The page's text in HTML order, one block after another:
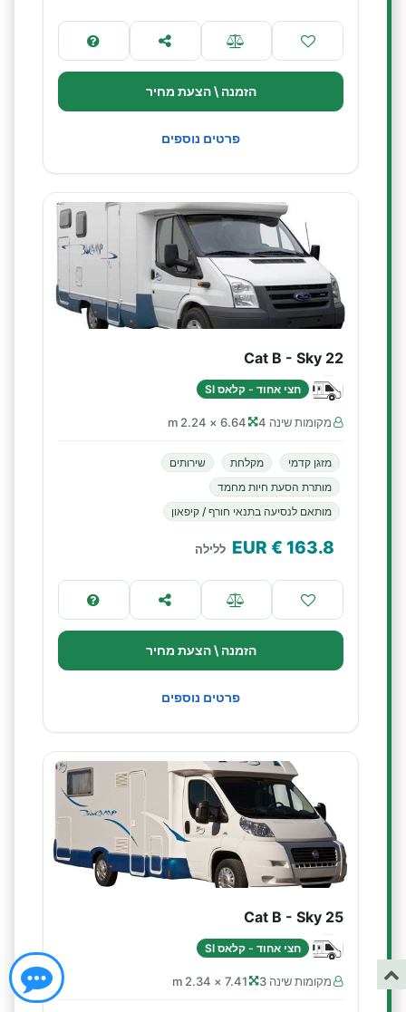
הזמנה \ הצעת מחיר
פרטים נוספים
Cat B - Sky 22
חצי אחוד - קלאס SI
מקומות שינה 4 6.64 × 2.24 m
מזגן קדמי מקלחת
שירותים
מותרת הסעת חיות מחמד
מותאם לנסיעה בתנאי חורף / קיפאון
163.8
€ EUR ללילה
הזמנה \ הצעת מחיר
פרטים נוספים
Cat B - Sky 25
חצי אחוד - קלאס SI
מקומות שינה 3 7.41 × 2.34 m